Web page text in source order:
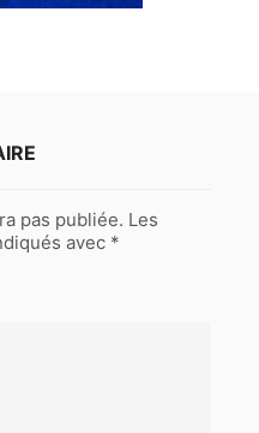
pas publiée. Les
avec *